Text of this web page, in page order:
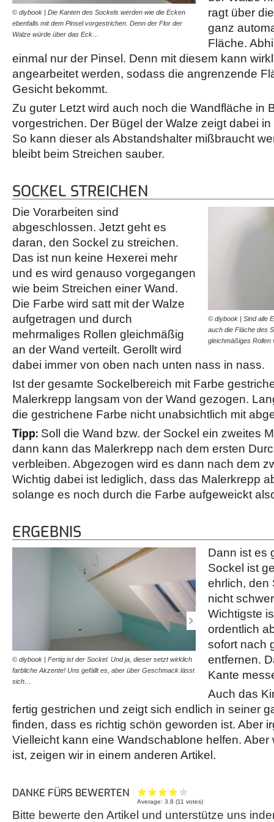
© diybook | Die Kanten des Sockels werden wie die Ecken
ebenfalls mit dem Pinsel vorgestrichen. Denn der Flor der
Walze würde über das Eck…
© diybook | In
Walze den Boden nicht
Wandbereich wird daher…
ragt über
ganz
Fläche.
einmal nur der Pinsel. Denn mit diesem kann
angearbeitet werden, sodass die angrenzende
Gesicht bekommt.
Zu guter Letzt wird auch noch die Wandfläche in
vorgestrichen. Der Bügel der Walze zeigt dabei
So kann dieser als Abstandshalter mißbraucht
bleibt beim Streichen sauber.
SOCKEL STREICHEN
© diybook | Sind alle
auch die Fläche des
gleichmäßiges
Die Vorarbeiten sind
abgeschlossen. Jetzt geht es
daran, den Sockel zu streichen.
Das ist nun keine Hexerei mehr
und es wird genauso vorgegangen
wie beim Streichen einer Wand.
Die Farbe wird satt mit der Walze
aufgetragen und durch
mehrmaliges Rollen gleichmäßig
an der Wand verteilt. Gerollt wird
dabei immer von oben nach unten nass in nass.
Ist der gesamte Sockelbereich mit Farbe
Malerkrepp langsam von der Wand gezogen.
die gestrichene Farbe nicht unabsichtlich mit
Tipp: Soll die Wand bzw. der Sockel ein zweites
dann kann das Malerkrepp nach dem ersten
verbleiben. Abgezogen wird es dann nach dem
Wichtig dabei ist lediglich, dass das Malerkrepp
solange es noch durch die Farbe aufgeweickt
ERGEBNIS
© diybook | Fertig ist der Sockel. Und ja, dieser setzt wirklich
farbliche Akzente! Uns gefällt es, aber über Geschmack lässt
sich…
© diybook | Das Sockel-
Aufnahme zeigt
soll es sein!
Dann ist es
Sockel ist
ehrlich, den
nicht
Wichtigste
ordentlich
sofort nach
entfernen.
Kante
Auch das
fertig gestrichen und zeigt sich endlich in seiner
finden, dass es richtig schön geworden ist. Aber
Vielleicht kann eine Wandschablone helfen.
ist, zeigen wir in einem anderen Artikel.
DANKE FÜRS BEWERTEN
Average:3.8 (11 votes)
Bitte bewerte den Artikel und unterstütze uns